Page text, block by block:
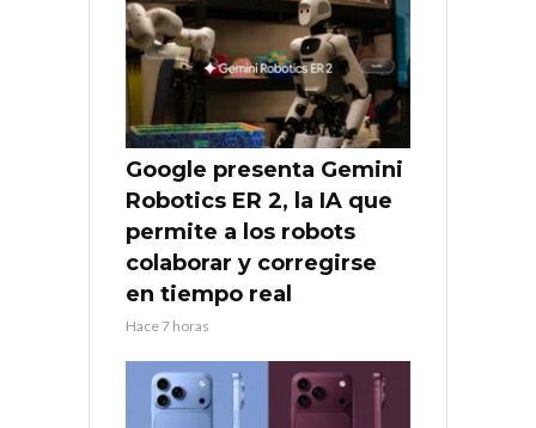
Google presenta Gemini
Robotics ER 2, la IA que
permite a los robots
colaborar y corregirse
en tiempo real
Hace 7 horas